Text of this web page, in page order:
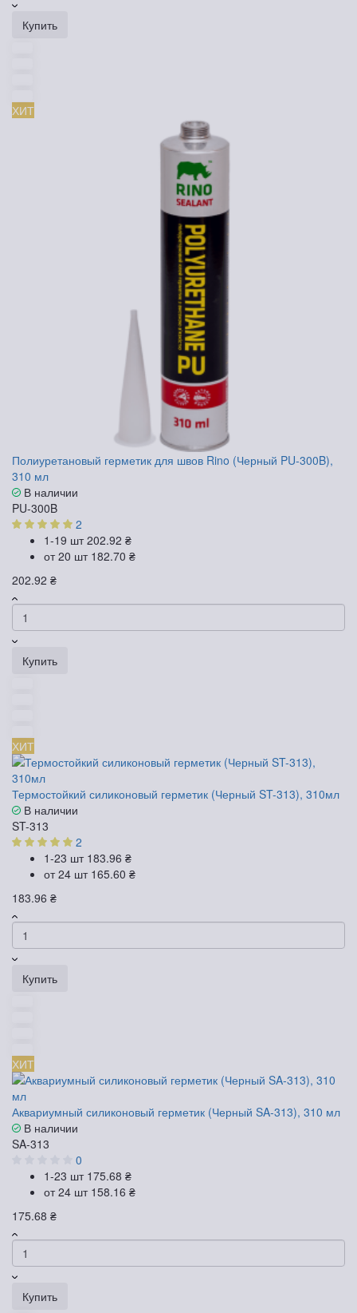
Купить
ХИТ
Полиуретановый герметик для швов Rino (Черный PU-300B),
310 мл
В наличии
PU-300B
2
1-19 шт202.92 ₴
от 20 шт 182.70 ₴
202.92 ₴
Купить
ХИТ
Термостойкий силиконовый герметик (Черный ST-313), 310мл
В наличии
ST-313
2
1-23 шт 183.96 ₴
от 24 шт 165.60 ₴
183.96 ₴
Купить
ХИТ
Аквариумный силиконовый герметик (Черный SA-313), 310 мл
В наличии
SA-313
0
1-23 шт 175.68 ₴
от 24 шт 158.16 ₴
175.68 ₴
Купить